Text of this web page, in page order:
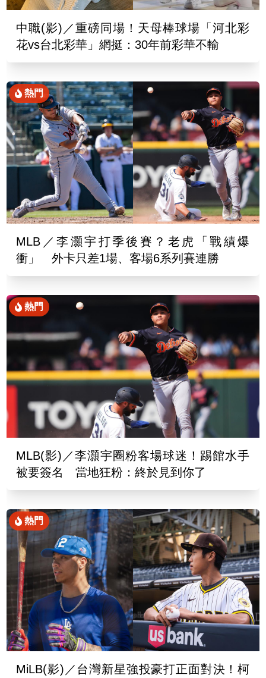
中職(影)／重磅同場！天母棒球場「河北彩
花vs台北彩華」網挺：30年前彩華不輸
熱門
MLB／李灝宇打季後賽？老虎「戰績爆
衝」 外卡只差1場、客場6系列賽連勝
熱門
MLB(影)／李灝宇圈粉客場球迷！踢館水手
被要簽名 當地狂粉：終於見到你了
熱門
MiLB(影)／台灣新星強投豪打正面對決！柯